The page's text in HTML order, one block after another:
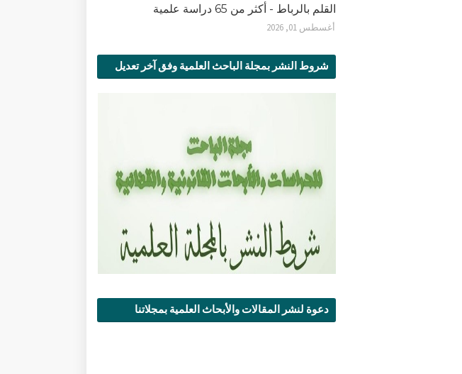
القلم بالرباط - أكثر من 65 دراسة علمية
أغسطس 01, 2026
شروط النشر بمجلة الباحث العلمية وفق آخر تعديل
دعوة لنشر المقالات والأبحاث العلمية بمجلاتنا